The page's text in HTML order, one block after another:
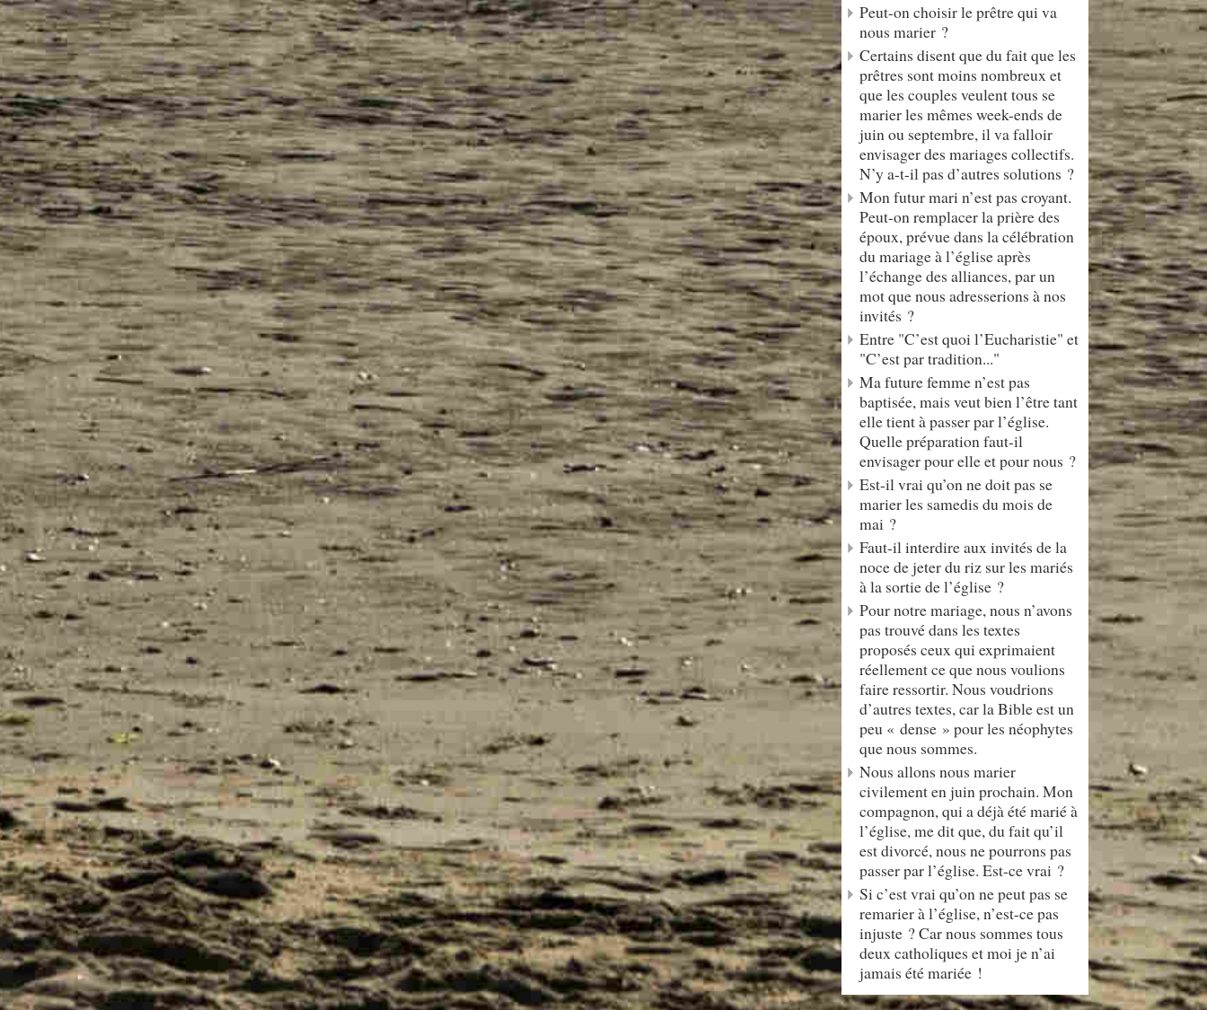
Peut-on choisir le prêtre qui va
nous marier ?
Certains disent que du fait que les
prêtres sont moins nombreux et
que les couples veulent tous se
marier les mêmes week-ends de
juin ou septembre, il va falloir
envisager des mariages collectifs.
N’y a-t-il pas d’autres solutions ?
Mon futur mari n’est pas croyant.
Peut-on remplacer la prière des
époux, prévue dans la célébration
du mariage à l’église après
l’échange des alliances, par un
mot que nous adresserions à nos
invités ?
Entre "C’est quoi l’Eucharistie" et
"C’est par tradition..."
Ma future femme n’est pas
baptisée, mais veut bien l’être tant
elle tient à passer par l’église.
Quelle préparation faut-il
envisager pour elle et pour nous ?
Est-il vrai qu’on ne doit pas se
marier les samedis du mois de
mai ?
Faut-il interdire aux invités de la
noce de jeter du riz sur les mariés
à la sortie de l’église ?
Pour notre mariage, nous n’avons
pas trouvé dans les textes
proposés ceux qui exprimaient
réellement ce que nous voulions
faire ressortir. Nous voudrions
d’autres textes, car la Bible est un
peu « dense » pour les néophytes
que nous sommes.
Nous allons nous marier
civilement en juin prochain. Mon
compagnon, qui a déjà été marié à
l’église, me dit que, du fait qu’il
est divorcé, nous ne pourrons pas
passer par l’église. Est-ce vrai ?
Si c’est vrai qu’on ne peut pas se
remarier à l’église, n’est-ce pas
injuste ? Car nous sommes tous
deux catholiques et moi je n’ai
jamais été mariée !